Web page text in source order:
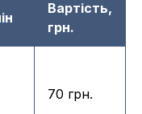
Вартість,
грн.
70 грн.